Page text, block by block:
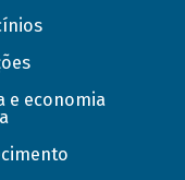
e economia